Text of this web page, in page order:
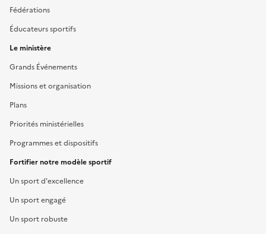
Fédérations
Éducateurs sportifs
Le ministère
Grands Événements
Missions et organisation
Plans
Priorités ministérielles
Programmes et dispositifs
Fortifier notre modèle sportif
Un sport d'excellence
Un sport engagé
Un sport robuste